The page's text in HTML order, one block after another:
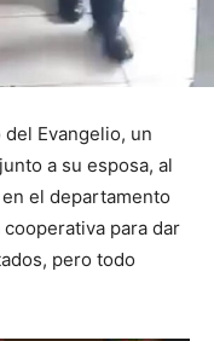
Evangelio, un
a su esposa, al
el departamento
para dar
pero todo